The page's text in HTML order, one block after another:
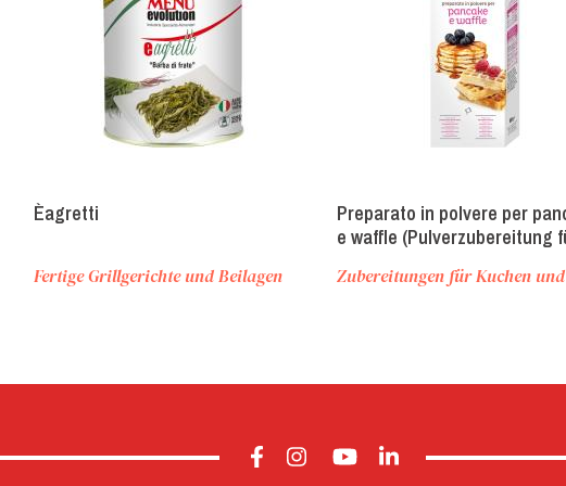
Èagretti
Fertige Grillgerichte und Beilagen
Preparato in polvere per
e waffle (Pulverzubereitung